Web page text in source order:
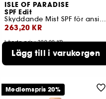
ISLE OF PARADISE
SPF Edit
Skyddande Mist SPF för ansikte och kropp
263,20 KR
Lägsta pris : 329,00 KR
Lägg till i varukorgen
Medlemspris 20%